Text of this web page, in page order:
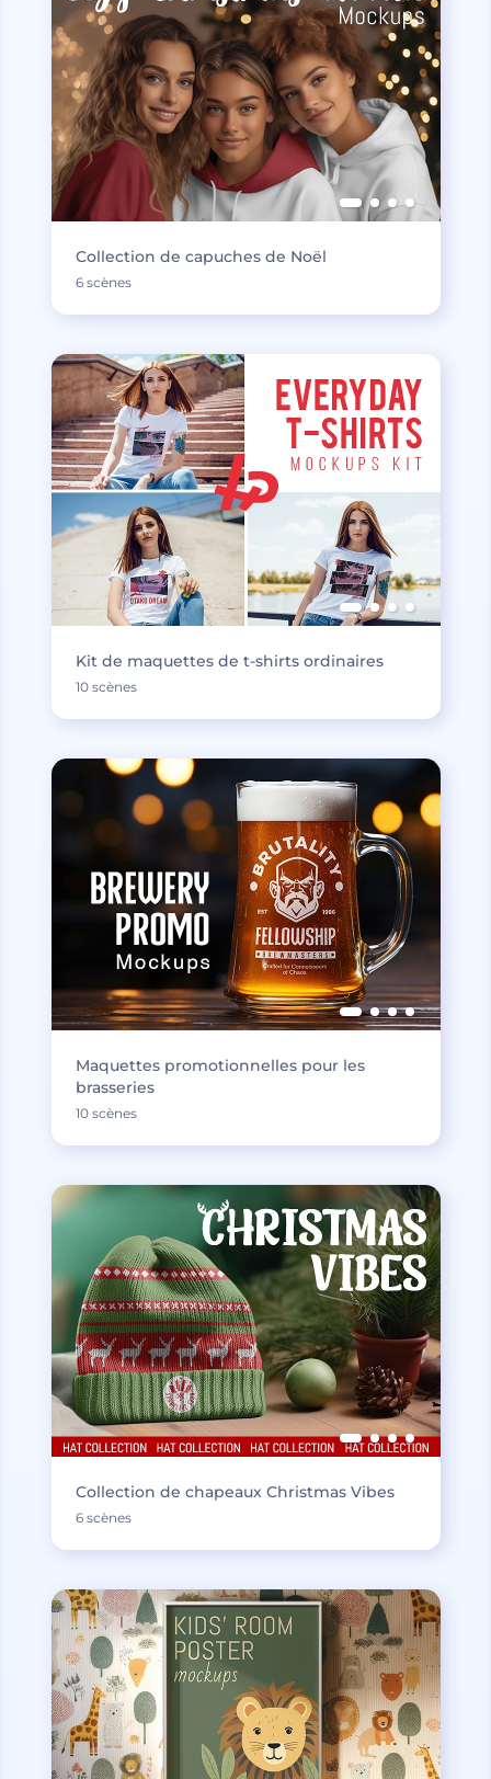
Collection de capuches de Noël
6 scènes
Kit de maquettes de t-shirts ordinaires
10 scènes
Maquettes promotionnelles pour les
brasseries
10 scènes
Collection de chapeaux Christmas Vibes
6 scènes